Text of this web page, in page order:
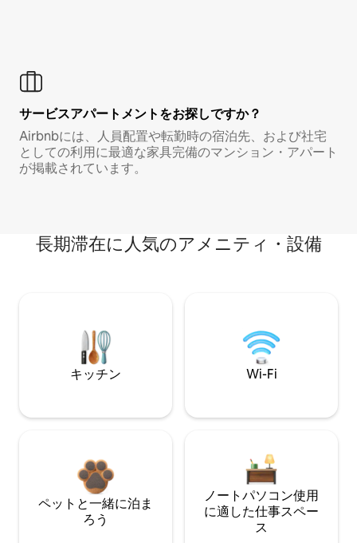
サービスアパートメントをお探しですか？
Airbnbには、人員配置や転勤時の宿泊先、および社宅
としての利用に最適な家具完備のマンション・アパート
が掲載されています。
長期滞在に人気のアメニティ・設備
キッチン Wi-Fi
ペットと一緒に泊ま
ろう
ノートパソコン使用
に適した仕事スペー
ス